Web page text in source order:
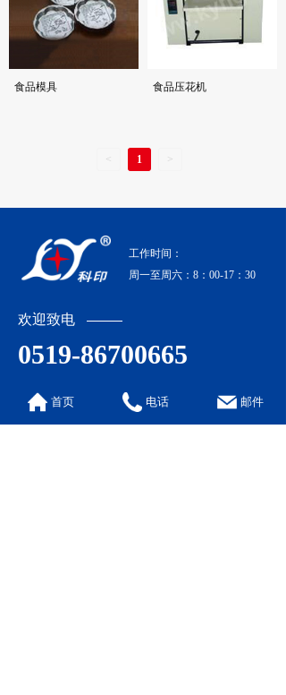
食品模具 食品压花机
< 1 >
工作时间：
周一至周六：8：00-17：30
欢迎致电
0519-86700665
联系信息
地 址: 江苏省常州市马杭大路工业园
首页 电话 邮件